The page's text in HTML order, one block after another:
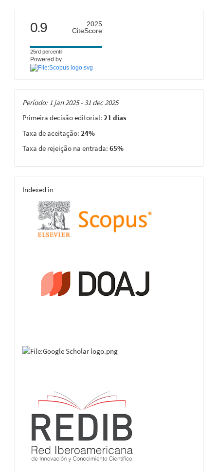
citescore
0.9
2025
CiteScore
25rd percentil
Powered by
Taxas
Período: 1 jan 2025 - 31 dec 2025
Primeira decisão editorial: 21 dias
Taxa de aceitação: 24%
Taxa de rejeição na entrada: 65%
indexing
Indexed in